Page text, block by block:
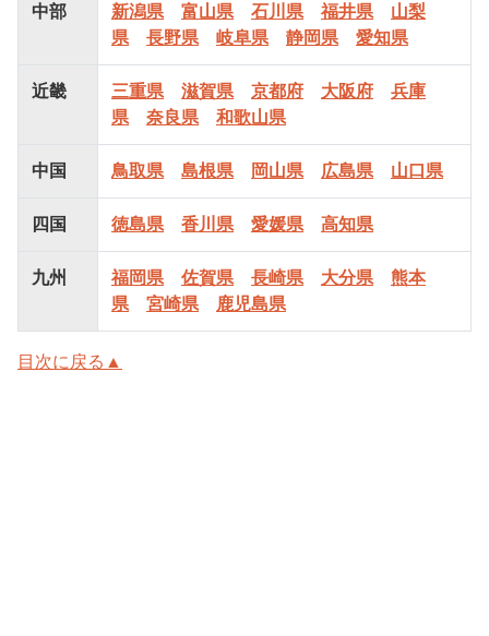
中部 新潟県 富山県 石川県 福井県
山梨
県
長野県 岐阜県 静岡県 愛知県
近畿 三重県 滋賀県 京都府 大阪府
兵庫
県
奈良県 和歌山県
中国 鳥取県 島根県 岡山県 広島県 山口県
四国 徳島県 香川県 愛媛県 高知県
九州 福岡県 佐賀県 長崎県 大分県
熊本
県
宮崎県 鹿児島県
目次に戻る▲